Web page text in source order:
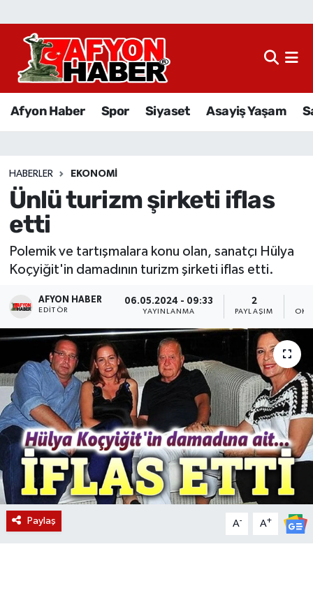
Afyon Haber Spor Siyaset Asayiş Yaşam
HABERLER EKONOMI
Ünlü turizm şirketi iflas
etti
Polemik ve tartışmalara konu olan, sanatçı Hülya
Koçyiğit'in damadının turizm şirketi iflas etti.
AFYON HABER
EDITÖR
06.05.2024 - 09:33
YAYINLANMA
2
PAYLAŞIM
Paylaş A- A+
Afyon Haber
Sağlık
Eğitim
Sivil Toplum
Ekonomi
Magazin
Etkinlikler